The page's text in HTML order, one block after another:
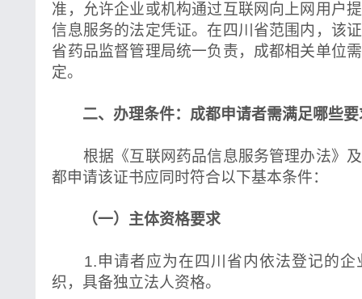
准，允许企业或机构通过互联网向上网用户
信息服务的法定凭证。在四川省范围内，该
省药品监督管理局统一负责，成都相关单位
定。
二、办理条件：成都申请者需满足哪些要
根据《互联网药品信息服务管理办法》及
都申请该证书应同时符合以下基本条件：
（一）主体资格要求
1.申请者应为在四川省内依法登记的企
织，具备独立法人资格。